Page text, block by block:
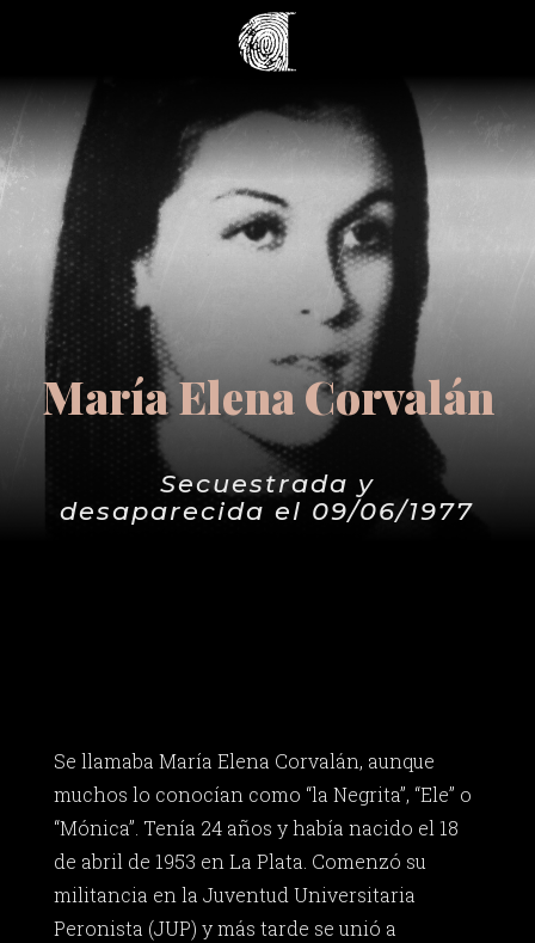
María Elena Corvalán
Secuestrada y
desaparecida el 09/06/1977
Se llamaba María Elena Corvalán, aunque
muchos lo conocían como “la Negrita”, “Ele” o
“Mónica”. Tenía 24 años y había nacido el 18
de abril de 1953 en La Plata. Comenzó su
militancia en la Juventud Universitaria
Peronista (JUP) y más tarde se unió a